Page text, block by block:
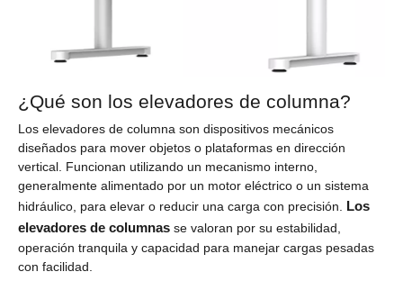
¿Qué son los elevadores de columna?
Los elevadores de columna son dispositivos mecánicos
diseñados para mover objetos o plataformas en dirección
vertical. Funcionan utilizando un mecanismo interno,
generalmente alimentado por un motor eléctrico o un sistema
hidráulico, para elevar o reducir una carga con precisión. Los
elevadores de columnas se valoran por su estabilidad,
operación tranquila y capacidad para manejar cargas pesadas
con facilidad.